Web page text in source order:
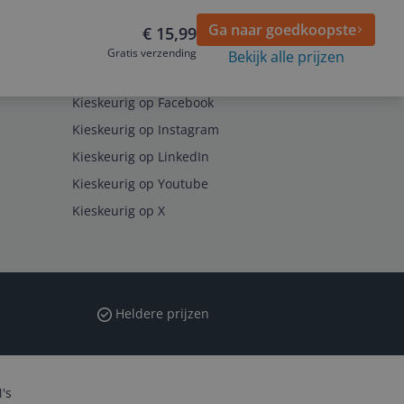
€ 15,99
Gratis verzending
Ga naar goedkoopste
Bekijk alle prijzen
Kieskeurig op Facebook
Kieskeurig op Instagram
Kieskeurig op LinkedIn
Kieskeurig op Youtube
Kieskeurig op X
Heldere prijzen